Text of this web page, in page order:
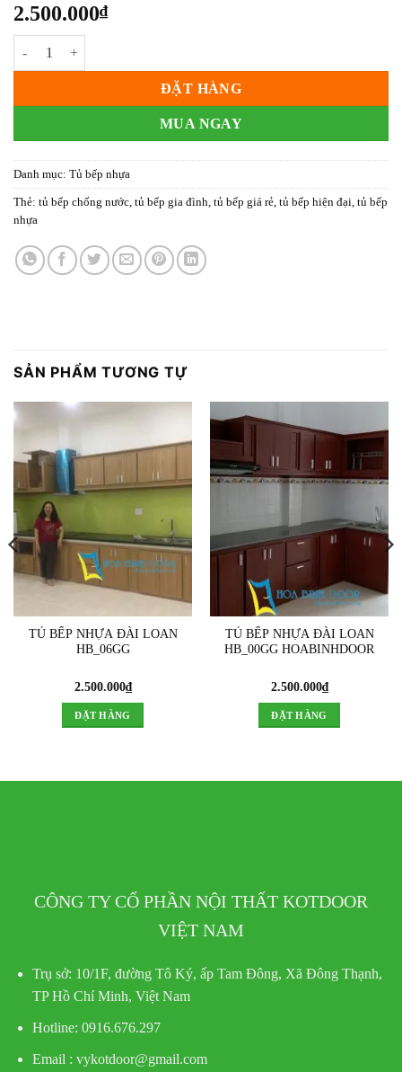
2.500.000₫
ĐẶT HÀNG
MUA NGAY
Danh mục: Tủ bếp nhựa
Thẻ: tủ bếp chống nước, tủ bếp gia đình, tủ bếp giá rẻ, tủ bếp hiện đại, tủ bếp
nhựa
SẢN PHẨM TƯƠNG TỰ
TỦ BẾP NHỰA ĐÀI LOAN
HB_06GG
2.500.000₫
ĐẶT HÀNG
TỦ BẾP NHỰA ĐÀI LOAN
HB_00GG HOABINHDOOR
2.500.000₫
ĐẶT HÀNG
CÔNG TY CỔ PHẦN NỘI THẤT KOTDOOR
VIỆT NAM
Trụ sở: 10/1F, đường Tô Ký, ấp Tam Đông, Xã Đông Thạnh,
TP Hồ Chí Minh, Việt Nam
Hotline: 0916.676.297
Email : vykotdoor@gmail.com